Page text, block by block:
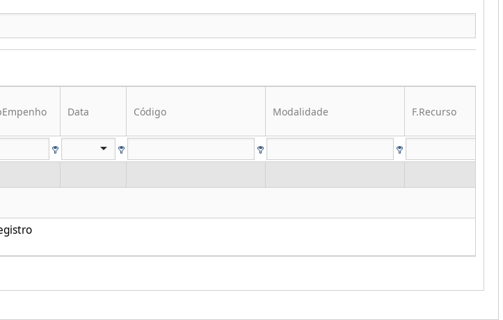
Data Código Modalidade F.Recurso